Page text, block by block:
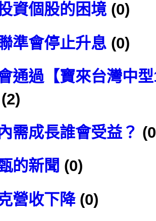
資個股的困境 (0)
準會停止升息 (0)
通過【寶來台灣中
(2)
需成長誰會受益？
的新聞 (0)
營收下降(0)